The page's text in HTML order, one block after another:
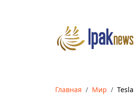
Главная Мир